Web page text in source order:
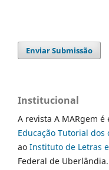
Enviar Submissão
Institucional
A revista A MARgem
Educação Tutorial dos
ao Instituto de Letras
Federal de Uberlândia.